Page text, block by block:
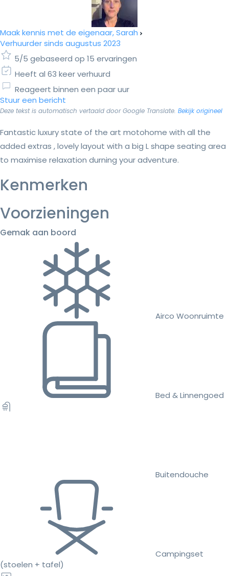
Maak kennis met de eigenaar, Sarah
Verhuurder sinds augustus 2023
5/5 gebaseerd op 15 ervaringen
Heeft al 63 keer verhuurd
Reageert binnen een paar uur
Stuur een bericht
Deze tekst is automatisch vertaald door Google Translate. Bekijk origineel
Fantastic luxury state of the art motohome with all the
added extras , lovely layout with a big L shape seating area
to maximise relaxation durning your adventure.
Kenmerken
Voorzieningen
Gemak aan boord
Airco Woonruimte
Bed & Linnengoed
Buitendouche
Campingset
(stoelen + tafel)